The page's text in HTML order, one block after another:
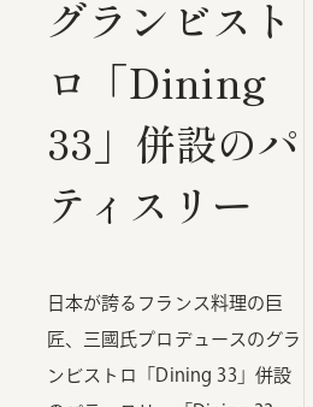
グランビスト
ロ「Dining
33」併設のパ
ティスリー
日本が誇るフランス料理の巨
匠、三國氏プロデュースのグラ
ンビストロ「Dining 33」併設